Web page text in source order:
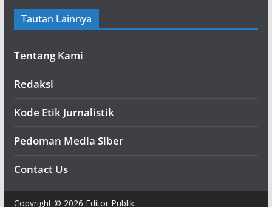
Tautan Lainnya
Tentang Kami
Redaksi
Kode Etik Jurnalistik
Pedoman Media Siber
Contact Us
Copyright © 2026 Editor Publik.